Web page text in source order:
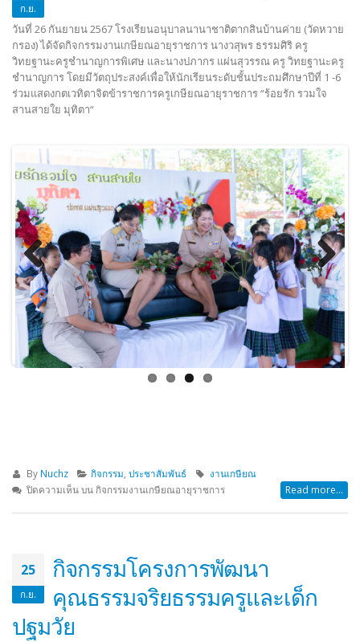
ก.ย.
วันที่ 26 กันยายน 2567 โรงเรียนอนุบาลนานาชาติตากสินบ้านค่าย (วัดหวาย
กรอง) ได้จัดกิจกรรมงานเกษียณอายุราชการ นางวสุพร ธรรมศิริ ครู
วิทยฐานะครูชำนาญการพิเศษ และนางปภากร แผ่นสุวรรณ ครู วิทยฐานะครู
ชำนาญการ โดยมีวัตถุประสงค์เพื่อให้นักเรียนระดับชั้นประถมศึกษาปีที่ 1 -6
ร่วมแสดงกตเวทิตาจิตข้าราชการครูเกษียณอายุราชการ “ร้อยรัก รวมใจ
สานสายใย มุทิตา“
Previous Next
By Nuchz กิจกรรม ,ประชาสัมพันธ์
งานเกษียณ
ปิดความเห็นบน กิจกรรมงานเกษียณอายุราชการ Read more...
25
ก.ย.
กิจกรรมโครงการพัฒนา
คุณธรรมจริยธรรมครูและเด็ก
ปฐมวัย